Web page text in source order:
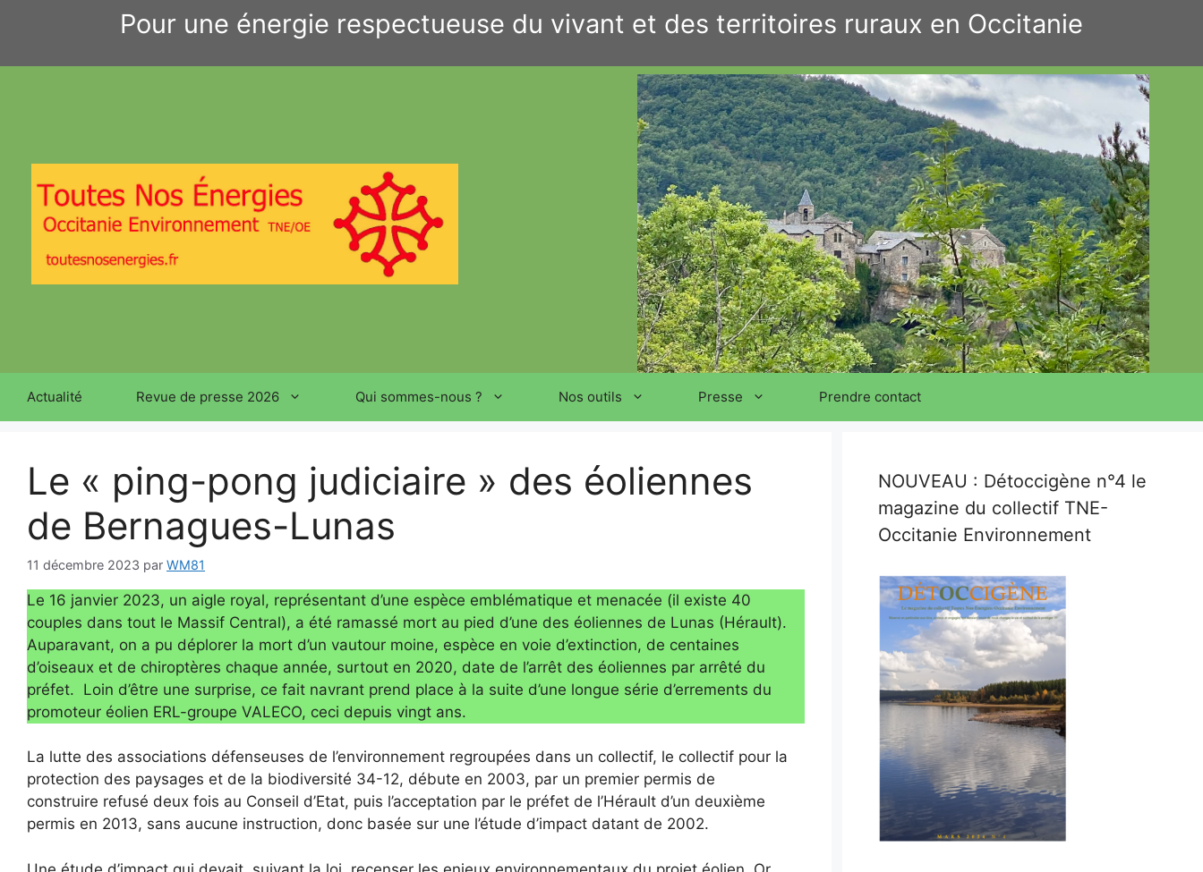
Pour une énergie respectueuse du vivant et des territoires ruraux en Occitanie
Actualité Revue de presse 2026 Qui sommes-nous ? Nos outils Presse Prendre contact
Le « ping-pong judiciaire » des éoliennes
de Bernagues-Lunas
11 décembre 2023 par WM81
Le 16 janvier 2023, un aigle royal, représentant d’une espèce emblématique et menacée (il existe 40
couples dans tout le Massif Central), a été ramassé mort au pied d’une des éoliennes de Lunas (Hérault).
Auparavant, on a pu déplorer la mort d’un vautour moine, espèce en voie d’extinction, de centaines
d’oiseaux et de chiroptères chaque année, surtout en 2020, date de l’arrêt des éoliennes par arrêté du
préfet. Loin d’être une surprise, ce fait navrant prend place à la suite d’une longue série d’errements du
promoteur éolien ERL-groupe VALECO, ceci depuis vingt ans.
La lutte des associations défenseuses de l’environnement regroupées dans un collectif, le collectif pour la
protection des paysages et de la biodiversité 34-12, débute en 2003, par un premier permis de
construire refusé deux fois au Conseil d’Etat, puis l’acceptation par le préfet de l’Hérault d’un deuxième
permis en 2013, sans aucune instruction, donc basée sur une l’étude d’impact datant de 2002.
NOUVEAU : Détoccigène n°4 le
magazine du collectif TNE-
Occitanie Environnement